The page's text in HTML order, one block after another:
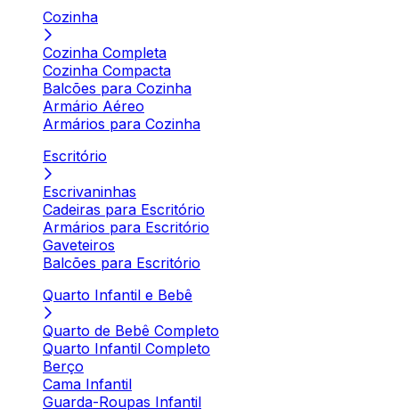
Cozinha
Cozinha Completa
Cozinha Compacta
Balcões para Cozinha
Armário Aéreo
Armários para Cozinha
Escritório
Escrivaninhas
Cadeiras para Escritório
Armários para Escritório
Gaveteiros
Balcões para Escritório
Quarto Infantil e Bebê
Quarto de Bebê Completo
Quarto Infantil Completo
Berço
Cama Infantil
Guarda-Roupas Infantil